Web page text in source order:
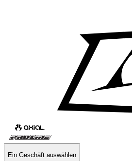
Ein Geschäft auswählen